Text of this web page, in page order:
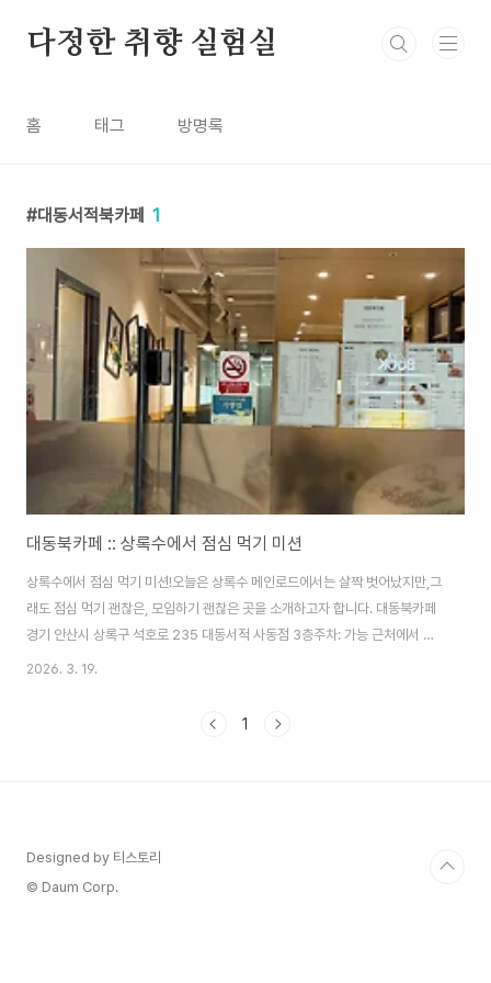
다정한 취향 실험실
홈 태그 방명록
대동서적북카페 1
대동북카페 :: 상록수에서 점심 먹기 미션
상록수에서 점심 먹기 미션!오늘은 상록수 메인로드에서는 살짝 벗어났지만,그
래도 점심 먹기 괜찮은, 모임하기 괜찮은 곳을 소개하고자 합니다. 대동북카페
경기 안산시 상록구 석호로 235 대동서적 사동점 3층주차: 가능 근처에서 강
의를 듣고 점심 먹으러 대동서적 3층으로 갔어요.조용하고 식사류도 깔끔하거
면 책이 먼저 보입니다. 뒤쪽으로는 룸도 있어서 모임 때 단독으로 이용할 수도
2026. 3. 19.
1
Designed by 티스토리
© Daum Corp.